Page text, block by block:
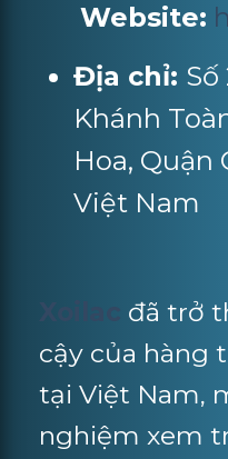
Website:
Địa chỉ:
Khánh
Hoa, Quận
Việt Nam
đã trở
cậy của hàng
tại Việt Nam,
nghiệm xem